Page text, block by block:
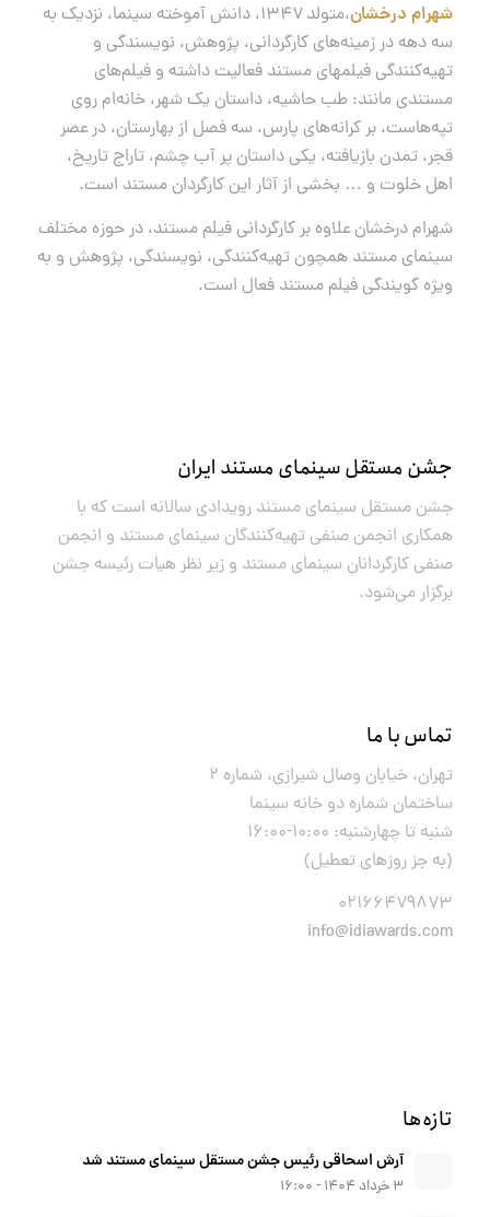
شهرام درخشان
،‌متولد ۱۳۴۷، دانش آموخته سینما، نزدیک به
سه دهه در زمینه‌های کارگردانی، پژوهش، نویسندگی و
تهیه‌کنندگی فیلمهای مستند فعالیت داشته و فیلم‌های
مستندی مانند: طب حاشیه، داستان یک شهر، خانه‌ام روی
تپه‌هاست، بر کرانه‌های پارس، سه فصل از بهارستان، در عصر
قجر، تمدن بازیافته، یکی داستان پر آب چشم، تاراج تاریخ،
اهل خلوت و … بخشی از آثار این کارگردان مستند است.
شهرام درخشان علاوه بر کارگردانی فیلم مستند، در حوزه مختلف
سینمای مستند همچون تهیه‌کنندگی، نویسندگی، پژوهش و به
ویژه گویندگی فیلم مستند فعال است.
جشن مستقل سینمای مستند ایران
جشن مستقل سینمای مستند رویدادی سالانه است که با
همکاری انجمن صنفی تهیه‌کنندگان سینمای مستند و انجمن
صنفی کارگردانان سینمای مستند و زیر نظر هیات رئیسه جشن
برگزار می‌شود.
تماس با ما
تهران، خیابان وصال شیرازی، شماره ۲
ساختمان شماره دو خانه سینما
شنبه تا چهارشنبه: ۱۰:۰۰-۱۶:۰۰
(به جز روزهای تعطیل)
۰۲۱۶۶۴۷۹۸۷۳
info@idiawards.com
تازه‌ها
آرش اسحاقی رئیس جشن مستقل سینمای مستند شد
۳ خرداد ۱۴۰۴ - ۱۶:۰۰